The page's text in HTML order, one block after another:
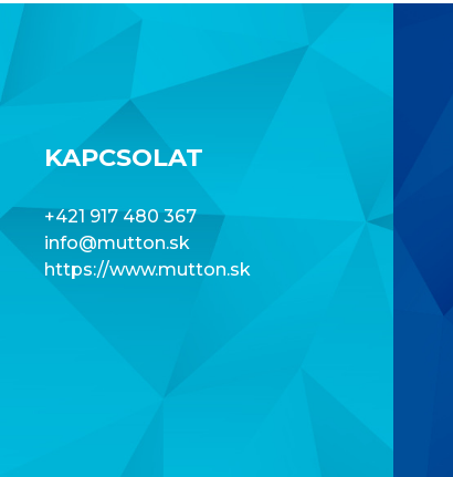
KAPCSOLAT
+421 917 480 367
info@mutton.sk
https://www.mutton.sk